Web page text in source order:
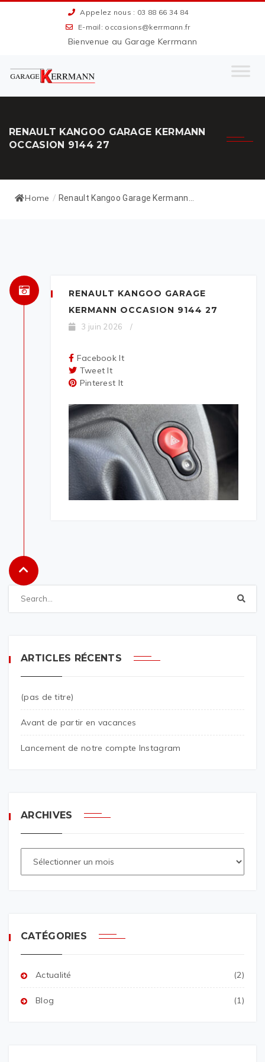
Appelez nous : 03 88 66 34 84
E-mail: occasions@kerrmann.fr
Bienvenue au Garage Kerrmann
RENAULT KANGOO GARAGE KERMANN
OCCASION 9144 27
Home / Renault Kangoo Garage Kermann...
RENAULT KANGOO GARAGE
KERMANN OCCASION 9144 27
3 juin 2026 /
Facebook It
Tweet It
Pinterest It
ARTICLES RÉCENTS
(pas de titre)
Avant de partir en vacances
Lancement de notre compte Instagram
ARCHIVES
CATÉGORIES
Actualité (2)
Blog (1)